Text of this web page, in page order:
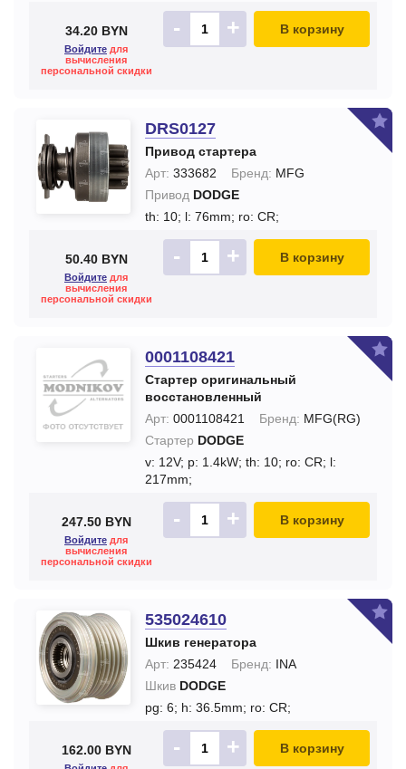
34.20 BYN
Войдите для
вычисления
персональной скидки
- + В корзину
DRS0127
Привод стартера
Арт: 333682 Бренд: MFG
Привод DODGE
th: 10; l: 76mm; ro: CR;
50.40 BYN
Войдите для
вычисления
персональной скидки
- + В корзину
0001108421
Стартер оригинальный
восстановленный
Арт: 0001108421 Бренд: MFG(RG)
Стартер DODGE
v: 12V; p: 1.4kW; th: 10; ro: CR; l:
217mm;
247.50 BYN
Войдите для
вычисления
персональной скидки
- + В корзину
535024610
Шкив генератора
Арт: 235424 Бренд: INA
Шкив DODGE
pg: 6; h: 36.5mm; ro: CR;
162.00 BYN - + В корзину